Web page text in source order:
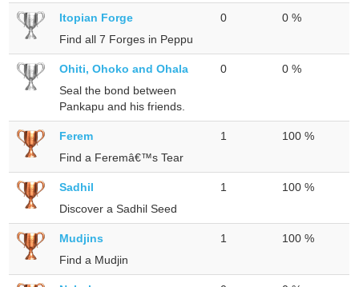
Itopian Forge
Find all 7 Forges in Peppu
0 0 %
Ohiti, Ohoko and Ohala
Seal the bond between
Pankapu and his friends.
0 0 %
Ferem
Find a Feremâ€™s Tear
1 100 %
Sadhil
Discover a Sadhil Seed
1 100 %
Mudjins
Find a Mudjin
1 100 %